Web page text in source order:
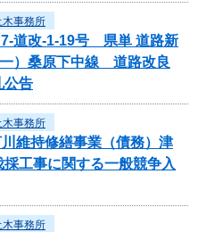
木事務所
道改-1-19号 県単 道路新
）桑原下中線 道路改良
公告
木事務所
維持修繕事業（債務）津
工事に関する一般競争入
木事務所